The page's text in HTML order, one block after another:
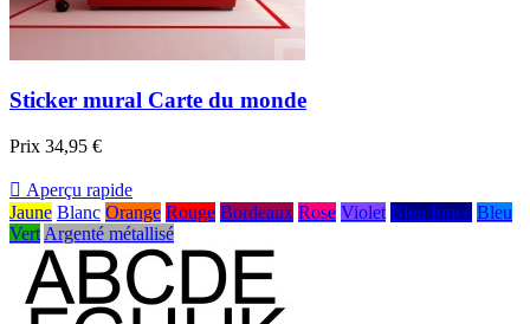
Sticker mural Carte du monde
Prix 34,95 €
 Aperçu rapide
Jaune Blanc Orange Rouge Bordeaux Rose Violet Bleu foncé Bleu
Vert Argenté métallisé